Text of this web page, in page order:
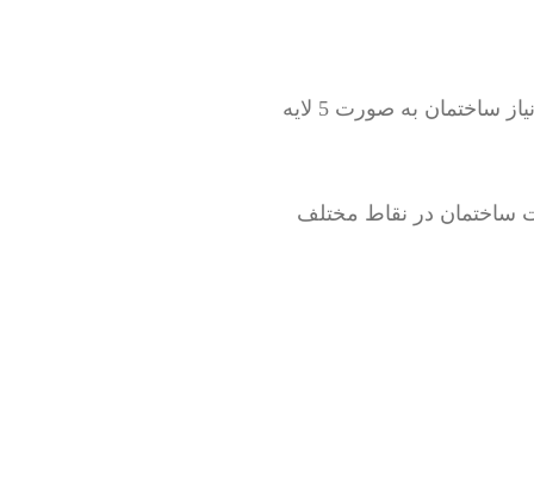
تعمیر لوله کشی آب سرد و گرم به صورت روکار و توکار بدون خرابی و با خرابی بر اساس نیاز ساختمان به صورت 5 لایه
ساختمان در نقاط مختلف